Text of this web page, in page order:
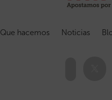
Que hacemos Noticias